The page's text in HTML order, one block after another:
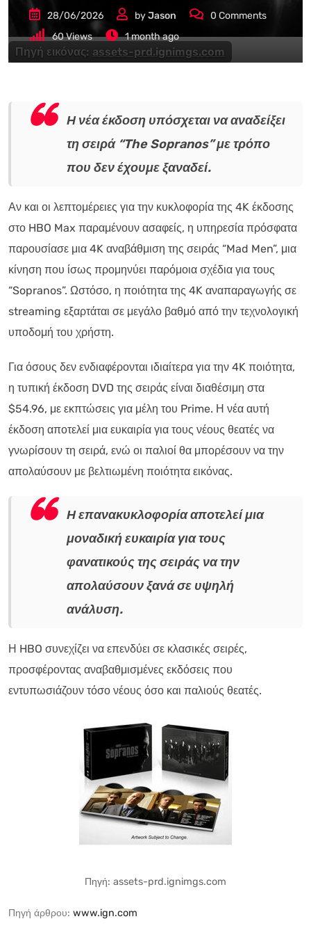
Πηγή εικόνας: assets-prd.ignimgs.com
28/06/2026 byJason 0 Comments
60Views 1 month ago
Η νέα έκδοση υπόσχεται να αναδείξει
τη σειρά “The Sopranos” με τρόπο
που δεν έχουμε ξαναδεί.
Αν και οι λεπτομέρειες για την κυκλοφορία της 4K έκδοσης
στο HBO Max παραμένουν ασαφείς, η υπηρεσία πρόσφατα
παρουσίασε μια 4K αναβάθμιση της σειράς “Mad Men”, μια
κίνηση που ίσως προμηνύει παρόμοια σχέδια για τους
“Sopranos”. Ωστόσο, η ποιότητα της 4K αναπαραγωγής σε
streaming εξαρτάται σε μεγάλο βαθμό από την τεχνολογική
υποδομή του χρήστη.
Για όσους δεν ενδιαφέρονται ιδιαίτερα για την 4K ποιότητα,
η τυπική έκδοση DVD της σειράς είναι διαθέσιμη στα
$54.96, με εκπτώσεις για μέλη του Prime. Η νέα αυτή
έκδοση αποτελεί μια ευκαιρία για τους νέους θεατές να
γνωρίσουν τη σειρά, ενώ οι παλιοί θα μπορέσουν να την
απολαύσουν με βελτιωμένη ποιότητα εικόνας.
Η επανακυκλοφορία αποτελεί μια
μοναδική ευκαιρία για τους
φανατικούς της σειράς να την
απολαύσουν ξανά σε υψηλή
ανάλυση.
Η HBO συνεχίζει να επενδύει σε κλασικές σειρές,
προσφέροντας αναβαθμισμένες εκδόσεις που
εντυπωσιάζουν τόσο νέους όσο και παλιούς θεατές.
Πηγή: assets-prd.ignimgs.com
Πηγή άρθρου: www.ign.com